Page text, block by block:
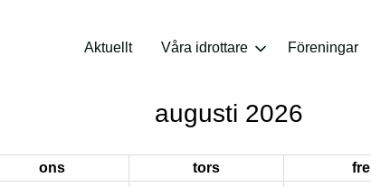
Aktuellt Våra idrottare Föreningar
augusti 2026
ons tors fre